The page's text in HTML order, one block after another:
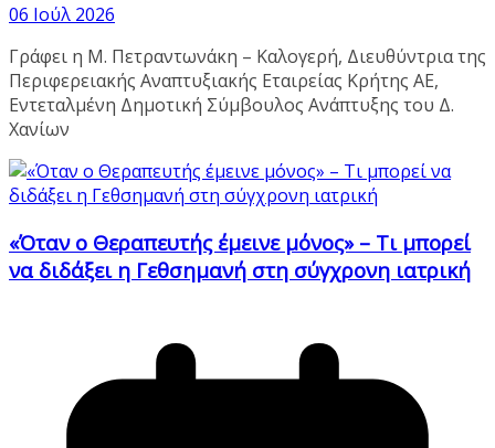
06 Ιούλ 2026
Γράφει η Μ. Πετραντωνάκη – Καλογερή, Διευθύντρια της
Περιφερειακής Αναπτυξιακής Εταιρείας Κρήτης ΑΕ,
Εντεταλμένη Δημοτική Σύμβουλος Ανάπτυξης του Δ.
Χανίων
«Όταν ο Θεραπευτής έμεινε μόνος» – Τι μπορεί
να διδάξει η Γεθσημανή στη σύγχρονη ιατρική